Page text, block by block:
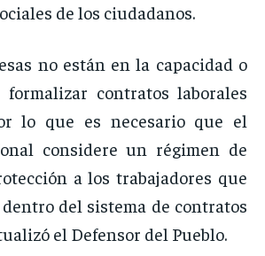
de los ciudadanos.
no están en la capacidad o
formalizar contratos laborales
lo que es necesario que el
considere un régimen de
a los trabajadores que
del sistema de contratos
el Defensor del Pueblo.